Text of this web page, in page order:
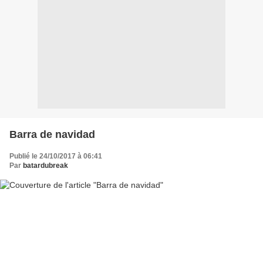
Barra de navidad
Publié le 24/10/2017 à 06:41
Par batardubreak